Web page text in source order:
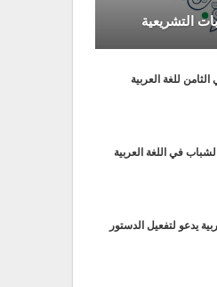
التشريعية
للغة العربية
في اللغة العربية
يدعو لتفعيل الدستور